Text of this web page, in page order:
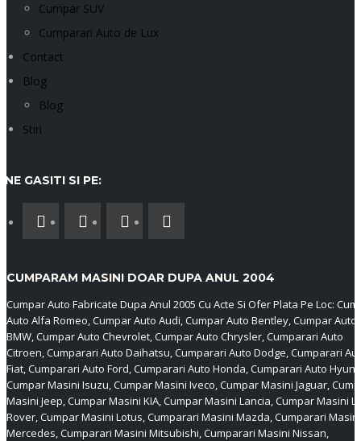
Cumpar SUV
Cumparari Auto de Lux
Contact
Blog
Blog
Stiri
NE GASITI SI PE:
CUMPARAM MASINI DOAR DUPA ANUL 2004
Cumpar Auto Fabricate Dupa Anul 2005 Cu Acte Si Ofer Plata Pe Loc:
Auto Alfa Romeo, Cumpar Auto Audi, Cumpar Auto Bentley, Cumpar Auto
BMW, Cumpar Auto Chevrolet, Cumpar Auto Chrysler, Cumparari Auto
Citroen, Cumparari Auto Daihatsu, Cumparari Auto Dodge, Cumparari
Fiat, Cumparari Auto Ford, Cumparari Auto Honda, Cumparari Auto
Cumpar Masini Isuzu, Cumpar Masini Iveco, Cumpar Masini Jaguar,
Masini Jeep, Cumpar Masini KIA, Cumpar Masini Lancia, Cumpar Masini
Rover, Cumpar Masini Lotus, Cumparari Masini Mazda, Cumparari Masini
Mercedes, Cumparari Masini Mitsubishi, Cumparari Masini Nissan,